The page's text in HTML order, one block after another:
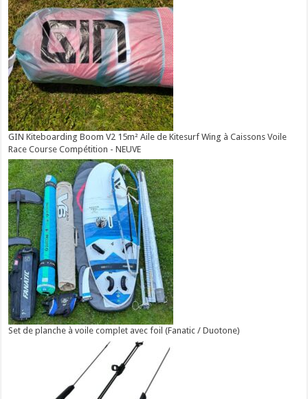
GIN Kiteboarding Boom V2 15m² Aile de Kitesurf Wing à Caissons Voile
Race Course Compétition - NEUVE
Set de planche à voile complet avec foil (Fanatic / Duotone)